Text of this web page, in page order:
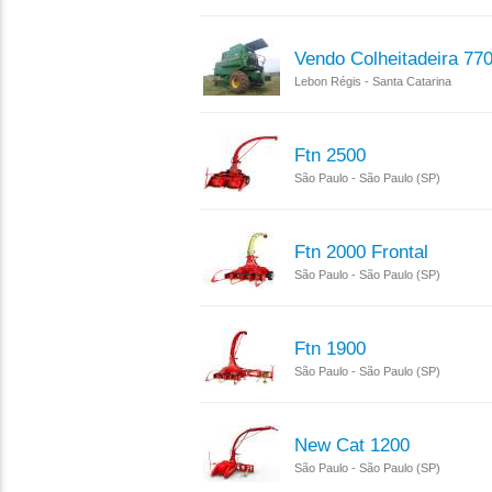
Vendo Colheitadeira
Lebon Régis - Santa Catarina
Ftn 2500
São Paulo - São Paulo (SP)
Ftn 2000 Frontal
São Paulo - São Paulo (SP)
Ftn 1900
São Paulo - São Paulo (SP)
New Cat 1200
São Paulo - São Paulo (SP)